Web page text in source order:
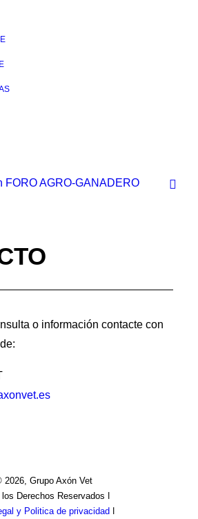
FORO AGRO-GANADERO
o información contacte con
2026, Grupo Axón Vet
Derechos Reservados ǀ
y Politica de privacidad